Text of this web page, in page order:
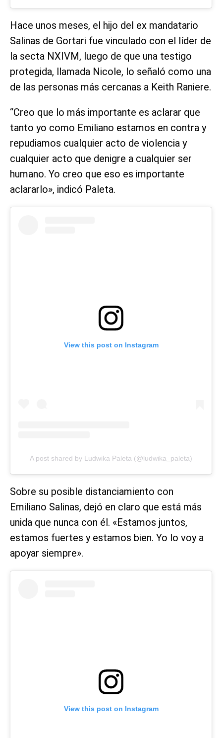
Hace unos meses, el hijo del ex mandatario
Salinas de Gortari fue vinculado con el líder de
la secta NXIVM, luego de que una testigo
protegida, llamada Nicole, lo señaló como una
de las personas más cercanas a Keith Raniere.
“Creo que lo más importante es aclarar que
tanto yo como Emiliano estamos en contra y
repudiamos cualquier acto de violencia y
cualquier acto que denigre a cualquier ser
humano. Yo creo que eso es importante
aclararlo», indicó Paleta.
View this post on Instagram
A post shared by Ludwika Paleta (@ludwika_paleta)
Sobre su posible distanciamiento con
Emiliano Salinas, dejó en claro que está más
unida que nunca con él. «Estamos juntos,
estamos fuertes y estamos bien. Yo lo voy a
apoyar siempre».
View this post on Instagram